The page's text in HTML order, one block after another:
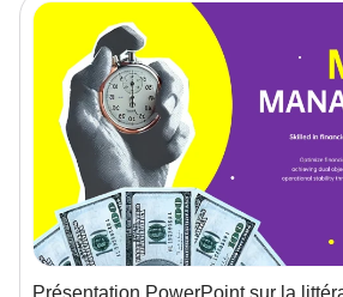
Présentation PowerPoint sur la